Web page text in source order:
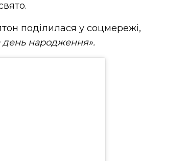
поділилася у соцмережі,
народження».